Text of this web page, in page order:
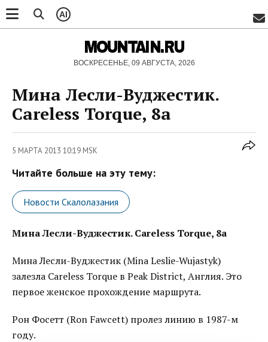
AI
MOUNTAIN.RU
ВОСКРЕСЕНЬЕ, 09 АВГУСТА, 2026
Мина Лесли-Вуджестик.
Careless Torque, 8а
5 МАРТА 2013 10:19 MSK
Читайте больше на эту тему:
Новости Скалолазания
Мина Лесли-Вуджестик. Careless Torque, 8а
Мина Лесли-Вуджестик (Mina Leslie-Wujastyk)
залезла Careless Torque в Peak District, Англия. Это
первое женское прохождение маршрута.
Рон Фосетт (Ron Fawcett) пролез линию в 1987-м
году.